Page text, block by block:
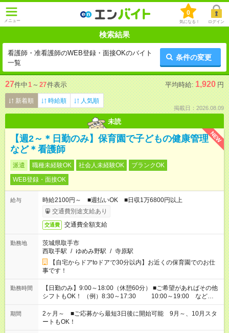
メニュー
0
気になる！ ログイン
検索結果
看護師・准看護師のWEB登録・面接OKのバイト
一覧
条件の変更
27件中1 ～ 27件表示 平均時給: 1,920 円
新着順 時給順 人気順
掲載日：2026.08.09
未読
NEW
【週2～＊日勤のみ】保育園で子どもの健康管理
など＊看護師
派遣 職種未経験OK 社会人未経験OK
ブランクOK
WEB登録・面接OK
給与
時給2100円～ ■週払いOK ■日収1万6800円以上
交通費別途支給あり
交通費 交通費全額支給
勤務地
茨城県取手市
西取手駅 / ゆめみ野駅 / 寺原駅
【自宅からドアtoドアで30分以内】お近くの保育園でのお仕
事です！
勤務時間
【日勤のみ】9:00～18:00（休憩60分） ■ご希望があればその他
シフトもOK！ （例）8:30～17:30 10:00～19:00 など
「家族とお休みを合わせたい」 「余裕を持って夕飯の準備がし
たい」 「できれば残業はしたくない」 など、ご希望があれば教
えてくださいね。 ※Wワーク希望の方へ 今ご覧のお仕事で希望
する勤務時間と、もう1つのお仕事の勤務時間。 合計で週40時
期間
2ヶ月～ ■ご応募から最短3日後に開始可能 9月～、10月スタ
ートもOK！